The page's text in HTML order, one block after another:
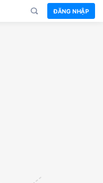
ĐĂNG NHẬP